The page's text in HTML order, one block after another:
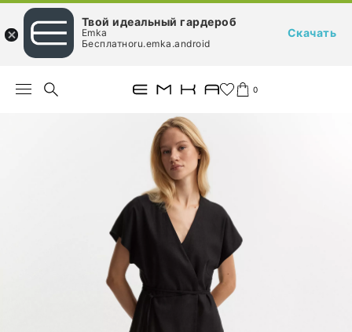
0
Твой идеальный гардероб
Emka
Бесплатноru.emka.android
Скачать